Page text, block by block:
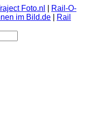
Foto.nl
Rail-O-
im Bild.de
Rail